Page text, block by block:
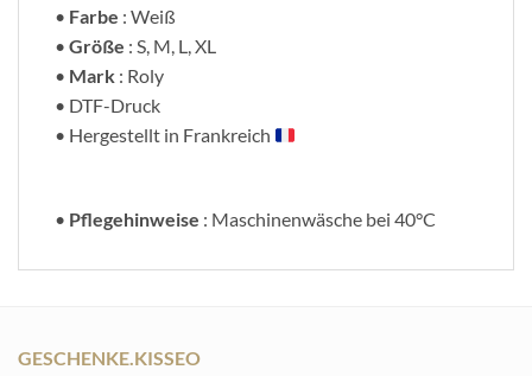
• Farbe : Weiß
• Größe : S, M, L, XL
• Mark : Roly
• DTF-Druck
• Hergestellt in Frankreich
• Pflegehinweise : Maschinenwäsche bei 40°C
GESCHENKE.KISSEO